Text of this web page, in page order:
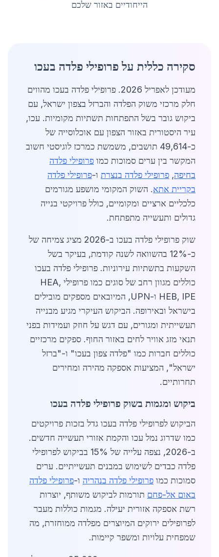
הייחודיים באזור שלכם
סקירה כללית על פרופילי פלדה בעכו
מעודכן לאפריל 2026. פרופילי פלדה בעכו מהווים
חלק מרכזי משוק הפלדה והברזל בצפון ישראל, עם
ביקוש גובר בשל התפתחות תשתיות מקומיות. עכו,
עיר היסטורית באזור הצפון עם אוכלוסייה של
כ-49,614 תושבים, משמשת כמרכז לוגיסטי חשוב
המקשר בין ערים סמוכות כמו פרופילי פלדה
בחיפה, פרופילי פלדה בנצרת ו-פרופילי פלדה
בקריית אתא. השוק המקומי מושפע מגורמים
כלכליים ארציים ומקומיים, כולל פרויקטי בנייה
גדולים ותעשייה מתפתחת.
שוק פרופילי פלדה בעכו ב-2026 מציג צמיחה של
כ-12% בהשוואה לשנה קודמת, בעיקר בשל
השקעות בתשתיות עירוניות. פרופילי פלדה בעכו
כוללים מגוון רחב של סוגים כמו פרופילי HEA,
HEB, IPE ו-UPN, המיובאים מספקים מובילים
בישראל ובאירופה. הביקוש העיקרי מגיע מבנייה
תעשייתית ומגורים, עם דגש על חוזק ועמידות בפני
תנאי מזג אוויר לחים באזור החוף. ספקים מרכזיים
כוללים חברות כמו "פלדה צפון בעכו" ו-"ברזל
ישראל", המציעות אספקה מהירה ומחירים
תחרותיים.
ביקוש ומגמות בשוק פרופילי פלדה בעכו
הביקוש לפרופילי פלדה בעכו גדל בזכות פרויקטים
כמו שדרוג נמל עכו והקמת אזורי תעשייה חדשים.
ב-2026, נצפה עלייה של 15% בביקוש לפרופילי
פלדה כבדים לשימוש במבנים תעשייתיים. ערים
סמוכות כמו פרופילי פלדה בנהריה ו-פרופילי פלדה
באום אל-פחם תורמות לביקוש משותף, יוצרות
רשת אספקה אזורית יעילה. מגמות כוללות מעבר
לפרופילים ירוקים המיוצרים מפלדה ממוחזרת, מה
שמפחית עלויות ומשפר קיימות.